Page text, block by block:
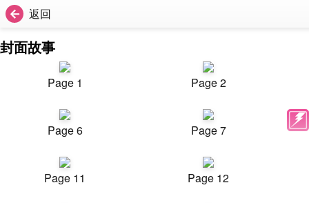
返回
封面故事
Page 1 Page 2
Page 6 Page 7
Page 11 Page 12